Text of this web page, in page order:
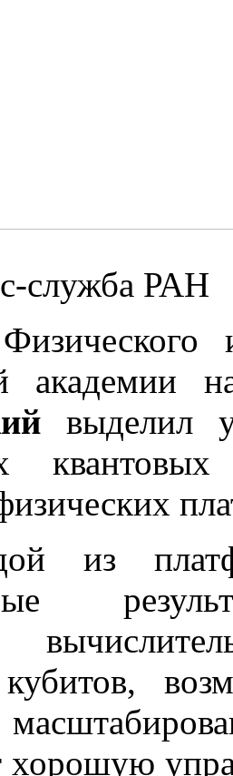
служба РАН
академии
выделил
из
кубитов,
хорошую